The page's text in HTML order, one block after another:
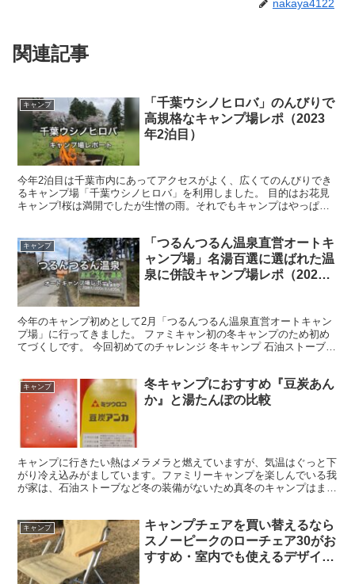
nakaya4122
関連記事
キャンプ
「千葉ウシノヒロバ」のんびりで
高規格なキャンプ場レポ（2023
年2泊目）
今年2泊目は千葉市内にあってアクセスがよく、広くてのんびりでき
るキャンプ場「千葉ウシノヒロバ」を利用しました。 目的はお花見
キャンプ!桜は満開でしたが生憎の雨。それでもキャンプはやっぱり
キャンプ
「つるんつるん温泉直営オートキ
ャンプ場」名湯百選に選ばれた温
泉に併設キャンプ場レポ（2023
今年のキャンプ初めとして2月「つるんつるん温泉直営オートキャン
プ場」に行ってきました。 ファミキャン初の冬キャンプのため初め
てづくしです。 今回初めてのチャレンジ 冬キャンプ 石油ストーブ
キャンプ
冬キャンプにおすすめ『豆炭あん
か』と湯たんぽの比較
キャンプに行きたい熱はメラメラと燃えていますが、気温はぐっと下
がり冷え込みがましています。ファミリーキャンプを楽しんでいる我
が家は、石油ストーブなど冬の装備がないため真冬のキャンプはまだ
キャンプ
キャンプチェアを買い替えるなら
スノーピークのローチェア30がお
すすめ・室内でも使えるデザイン